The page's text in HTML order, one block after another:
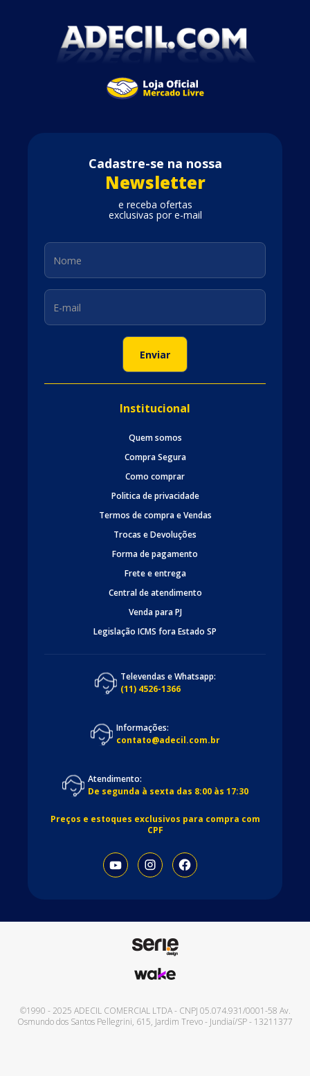
Cadastre-se na nossa
Newsletter
e receba ofertas
exclusivas por e-mail
Institucional
Quem somos
Compra Segura
Como comprar
Politica de privacidade
Termos de compra e Vendas
Trocas e Devoluções
Forma de pagamento
Frete e entrega
Central de atendimento
Venda para PJ
Legislação ICMS fora Estado SP
Televendas e Whatsapp:
(11) 4526-1366
Informações:
contato@adecil.com.br
Atendimento:
De segunda à sexta das 8:00 às 17:30
Preços e estoques exclusivos para compra com
CPF
©1990 - 2025 ADECIL COMERCIAL LTDA- CNPJ 05.074.931/0001-58 Av.
Osmundo dos Santos Pellegrini, 615, Jardim Trevo- Jundiaí/SP- 13211377